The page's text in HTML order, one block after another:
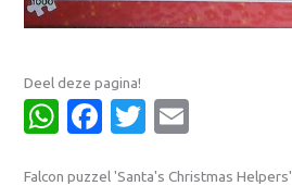
Deel deze pagina!
WhatsApp
Facebook
Twitter
Falcon puzzel 'Santa's Christmas Helpers'